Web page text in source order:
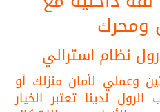
ومحرك
نظام استرالي
وعملي لأمان منزلك أو
لدينا تعتبر الخيار